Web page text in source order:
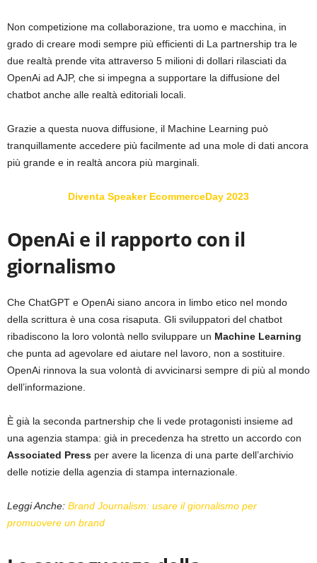
Non competizione ma collaborazione, tra uomo e macchina, in
grado di creare modi sempre più efficienti di La partnership tra le
due realtà prende vita attraverso 5 milioni di dollari rilasciati da
OpenAi ad AJP, che si impegna a supportare la diffusione del
chatbot anche alle realtà editoriali locali.
Grazie a questa nuova diffusione, il Machine Learning può
tranquillamente accedere più facilmente ad una mole di dati ancora
più grande e in realtà ancora più marginali.
Diventa Speaker EcommerceDay 2023
OpenAi e il rapporto con il
giornalismo
Che ChatGPT e OpenAi siano ancora in limbo etico nel mondo
della scrittura è una cosa risaputa. Gli sviluppatori del chatbot
ribadiscono la loro volontà nello sviluppare un Machine Learning
che punta ad agevolare ed aiutare nel lavoro, non a sostituire.
OpenAi rinnova la sua volontà di avvicinarsi sempre di più al mondo
dell’informazione.
È già la seconda partnership che li vede protagonisti insieme ad
una agenzia stampa: già in precedenza ha stretto un accordo con
Associated Press per avere la licenza di una parte dell’archivio
delle notizie della agenzia di stampa internazionale.
Leggi Anche: Brand Journalism: usare il giornalismo per
promuovere un brand